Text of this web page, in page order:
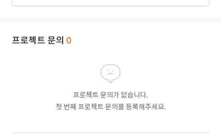
프로젝트 문의 0
프로젝트 문의가 없습니다.
첫 번째 프로젝트 문의를 등록해주세요.